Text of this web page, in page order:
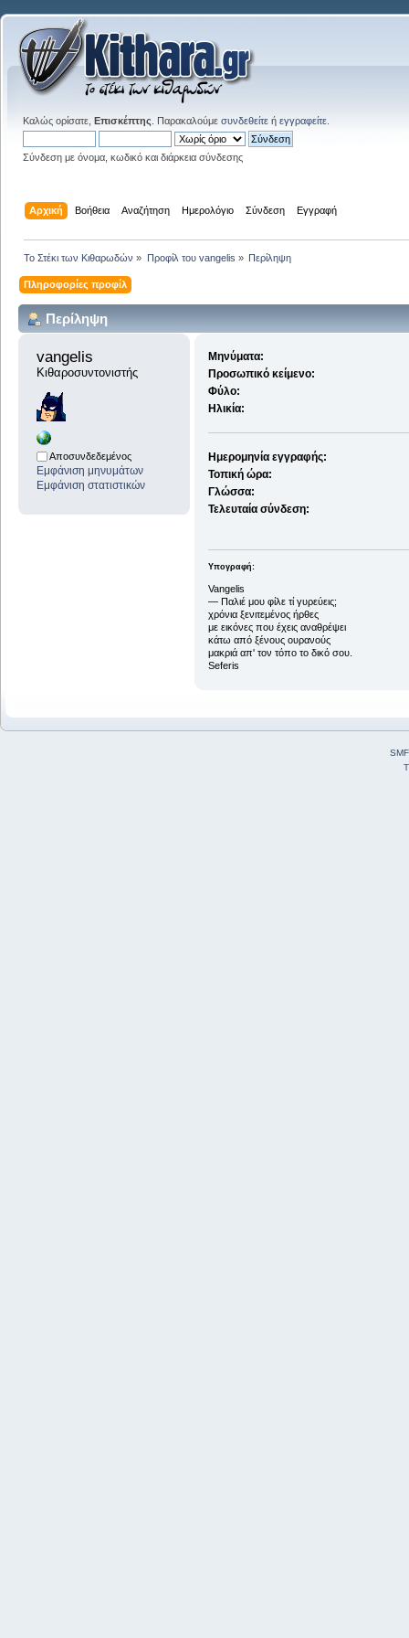
Καλώς ορίσατε, Επισκέπτης . Παρακαλούμε συνδεθείτε ή εγγραφείτε
Σύνδεση με όνομα, κωδικό και διάρκεια σύνδεσης
Αρχική Βοήθεια Αναζήτηση Ημερολόγιο Σύνδεση Εγγραφή
Το Στέκι των Κιθαρωδών » Προφίλ του vangelis » Περίληψη
Πληροφορίες προφίλ
Περίληψη
vangelis
Κιθαροσυντονιστής
Αποσυνδεδεμένος
Εμφάνιση μηνυμάτων
Εμφάνιση στατιστικών
Μηνύματα:
Προσωπικό κείμενο:
Φύλο:
Ηλικία:
Ημερομηνία εγγραφής:
Τοπική ώρα:
Γλώσσα:
Τελευταία σύνδεση:
Υπογραφή:
Vangelis
― Παλιέ μου φίλε τί γυρεύεις;
χρόνια ξενιτεμένος ήρθες
με εικόνες που έχεις αναθρέψει
κάτω από ξένους ουρανούς
μακριά απ' τον τόπο το δικό σου.
Seferis